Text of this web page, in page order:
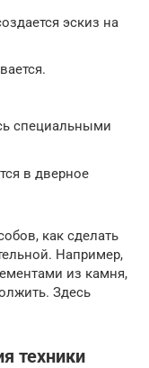
эскиз на
специальными
в дверное
как сделать
Например,
из камня,
Здесь
техники